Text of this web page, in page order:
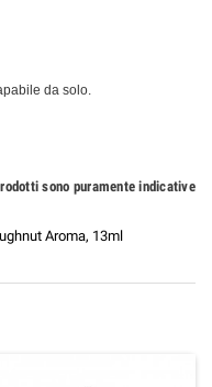
da solo.
sono puramente indicative
Aroma, 13ml